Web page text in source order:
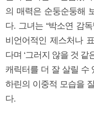
의 매력은 순둥순둥해
다. 그녀는 “박소연 감
비언어적인 제스처나
다며 ‘그러지 않을 것
캐릭터를 더 잘 살릴 수
하린의 이중적 모습을
다.